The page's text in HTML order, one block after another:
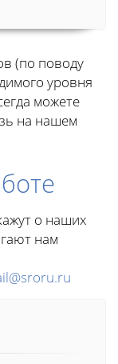
(по поводу
уровня
можете
на нашем
о наших
нам